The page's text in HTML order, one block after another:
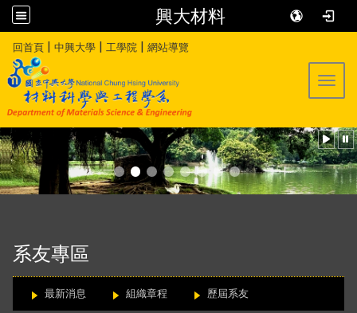
興大材料
回首頁 | 中興大學 | 工學院 | 網站導覽
系友專區
最新消息 組織章程 歷屆系友